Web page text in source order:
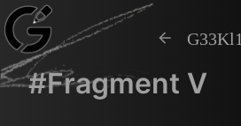
G33Kl1
#Fragment V